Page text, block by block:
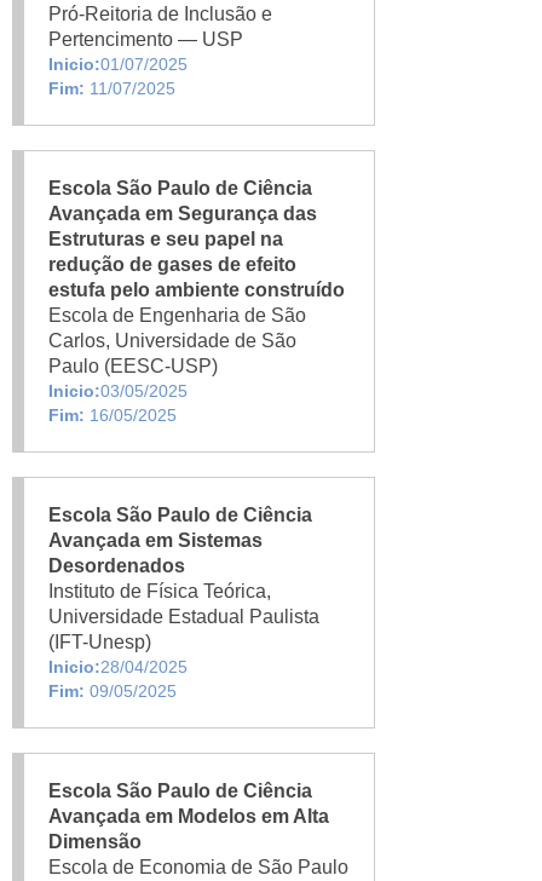
Pró-Reitoria de Inclusão e
Pertencimento — USP
Inicio:01/07/2025
Fim: 11/07/2025
Escola São Paulo de Ciência
Avançada em Segurança das
Estruturas e seu papel na
redução de gases de efeito
estufa pelo ambiente construído
Escola de Engenharia de São
Carlos, Universidade de São
Paulo (EESC-USP)
Inicio:03/05/2025
Fim: 16/05/2025
Escola São Paulo de Ciência
Avançada em Sistemas
Desordenados
Instituto de Física Teórica,
Universidade Estadual Paulista
(IFT-Unesp)
Inicio:28/04/2025
Fim: 09/05/2025
Escola São Paulo de Ciência
Avançada em Modelos em Alta
Dimensão
Escola de Economia de São Paulo